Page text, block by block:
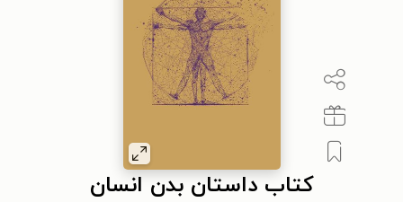
کتاب داستان بدن انسان